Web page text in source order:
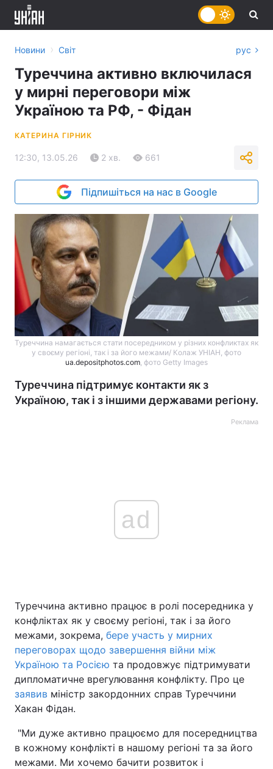
Україна Політика
Економіка Світ
Спорт Наука
Техно і зв'язок
Зброя Інциденти
Здоров'я Туризм
Новини › Світ рус
Туреччина активно включилася
у мирні переговори між
Україною та РФ, - Фідан
КАТЕРИНА ГІРНИК
12:30, 13.05.26 2 хв. 661
Підпишіться на нас в Google
Туреччина намагається стати посередником у різних конфликтах як
у своєму регіоні, так і за його межами/ Колаж УНІАН, фото
ua.depositphotos.com, фото Getty Images
Туреччина підтримує контакти як з
Україною, так і з іншими державами регіону.
Реклама
ad
Туреччина активно працює в ролі посередника у
конфліктах як у своєму регіоні, так і за його
межами, зокрема, бере участь у мирних
переговорах щодо завершення війни між
Україною та Росією та продовжує підтримувати
дипломатичне врегулювання конфлікту. Про це
заявив міністр закордонних справ Туреччини
Хакан Фідан.
"Ми дуже активно працюємо для посередництва
в кожному конфлікті в нашому регіоні та за його
межами. Ми хочемо бачити розвиток і